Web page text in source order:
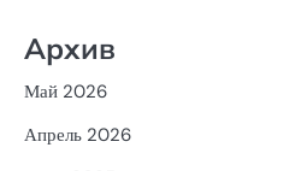
Архив
Май 2026
Апрель 2026